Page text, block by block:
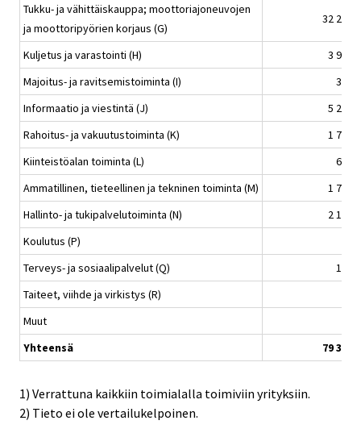
Tukku- ja vähittäiskauppa; moottoriajoneuvojen
ja moottoripyörien korjaus (G)
32 291
Kuljetus ja varastointi (H)
3 933
Majoitus- ja ravitsemistoiminta (I)
392
Informaatio ja viestintä (J)
5 232
Rahoitus- ja vakuutustoiminta (K)
1 733
Kiinteistöalan toiminta (L)
689
Ammatillinen, tieteellinen ja tekninen toiminta (M)
1 795
Hallinto- ja tukipalvelutoiminta (N)
2 122
Koulutus (P)
Terveys- ja sosiaalipalvelut (Q)
139
Taiteet, viihde ja virkistys (R)
Muut
Yhteensä
79 334
1) Verrattuna kaikkiin toimialalla toimiviin yrityksiin.
2) Tieto ei ole vertailukelpoinen.